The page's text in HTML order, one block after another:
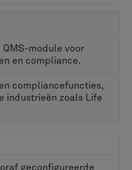
Engineering Change
vereisen,
is voor organisaties
toepassen.
begeleide
operationele
met gevestigde,